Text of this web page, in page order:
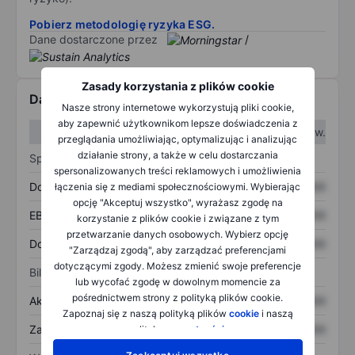
Zasady korzystania z plików cookie
Nasze strony internetowe wykorzystują pliki cookie,
aby zapewnić użytkownikom lepsze doświadczenia z
przeglądania umożliwiając, optymalizując i analizując
działanie strony, a także w celu dostarczania
spersonalizowanych treści reklamowych i umożliwienia
łączenia się z mediami społecznościowymi. Wybierając
opcję "Akceptuj wszystko", wyrażasz zgodę na
korzystanie z plików cookie i związane z tym
przetwarzanie danych osobowych. Wybierz opcję
"Zarządzaj zgodą", aby zarządzać preferencjami
dotyczącymi zgody. Możesz zmienić swoje preferencje
lub wycofać zgodę w dowolnym momencie za
pośrednictwem strony z polityką plików cookie.
Zapoznaj się z naszą polityką plików cookiei naszą
polityką
prywatności
Pobierz metodologię ryzyka ESG.
Dane dostarczone przez
/
Dane finansowe
W II kw.
Sprawozdanie z zysków
Dochód XXXXXXX XXXXXXX
EBITDA XXXXXXX XXXXXXX
Dochód netto XXXXXXX XXXXXXX
Bilans
Aktywa ogółem XXXXXXX XXXXXXX
Zadłużenie ogółem XXXXXXX